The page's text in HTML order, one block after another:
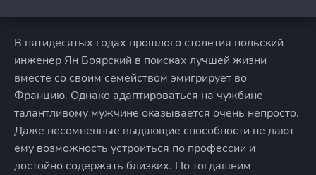
В пятидесятых годах прошлого столетия польский
инженер Ян Боярский в поисках лучшей жизни
вместе со своим семейством эмигрирует во
Францию. Однако адаптироваться на чужбине
талантливому мужчине оказывается очень непросто.
Даже несомненные выдающие способности не дают
ему возможность устроиться по профессии и
достойно содержать близких. По тогдашним